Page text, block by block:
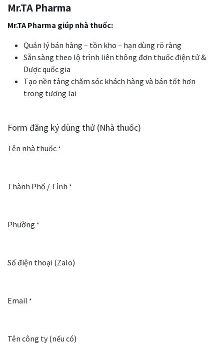
Mr.TA Pharma
Mr.TA Pharma giúp nhà thuốc:
Quản lý bán hàng – tồn kho – hạn dùng rõ ràng
Sẵn sàng theo lộ trình liên thông đơn thuốc điện tử &
Dược quốc gia
Tạo nền tảng chăm sóc khách hàng và bán tốt hơn
trong tương lai
Form đăng ký dùng thử (Nhà thuốc)
Tên nhà thuốc *
Thành Phố / Tỉnh *
Phường *
Số điện thoại (Zalo)
Email *
Tên công ty (nếu có)